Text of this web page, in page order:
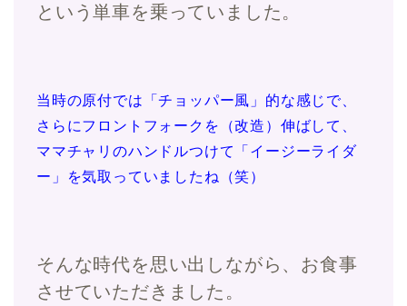
という単車を乗っていました。
当時の原付では「チョッパー風」的な感じで、
さらにフロントフォークを（改造）伸ばして、
ママチャリのハンドルつけて「イージーライダ
ー」を気取っていましたね（笑）
そんな時代を思い出しながら、お食事
させていただきました。